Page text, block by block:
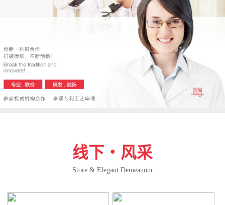
线下・风采
Store & Elegant Demeanour